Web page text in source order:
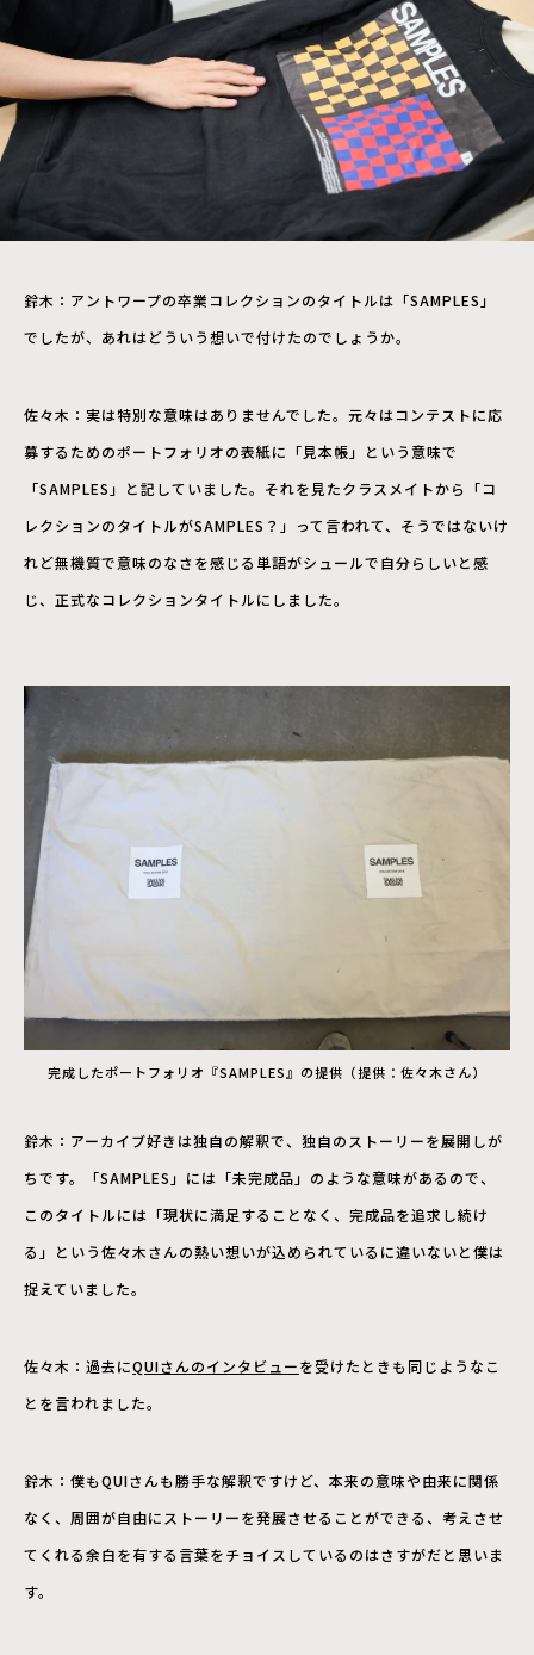
鈴木：アントワープの卒業コレクションのタイトルは「SAMPLES」
でしたが、あれはどういう想いで付けたのでしょうか。
佐々木：実は特別な意味はありませんでした。元々はコンテストに応
募するためのポートフォリオの表紙に「見本帳」という意味で
「SAMPLES」と記していました。それを見たクラスメイトから「コ
レクションのタイトルがSAMPLES？」って言われて、そうではないけ
れど無機質で意味のなさを感じる単語がシュールで自分らしいと感
じ、正式なコレクションタイトルにしました。
完成したポートフォリオ『SAMPLES』の提供（提供：佐々木さん）
鈴木：アーカイブ好きは独自の解釈で、独自のストーリーを展開しが
ちです。「SAMPLES」には「未完成品」のような意味があるので、
このタイトルには「現状に満足することなく、完成品を追求し続け
る」という佐々木さんの熱い想いが込められているに違いないと僕は
捉えていました。
佐々木：過去にQUIさんのインタビューを受けたときも同じようなこ
とを言われました。
鈴木：僕もQUIさんも勝手な解釈ですけど、本来の意味や由来に関係
なく、周囲が自由にストーリーを発展させることができる、考えさせ
てくれる余白を有する言葉をチョイスしているのはさすがだと思いま
す。